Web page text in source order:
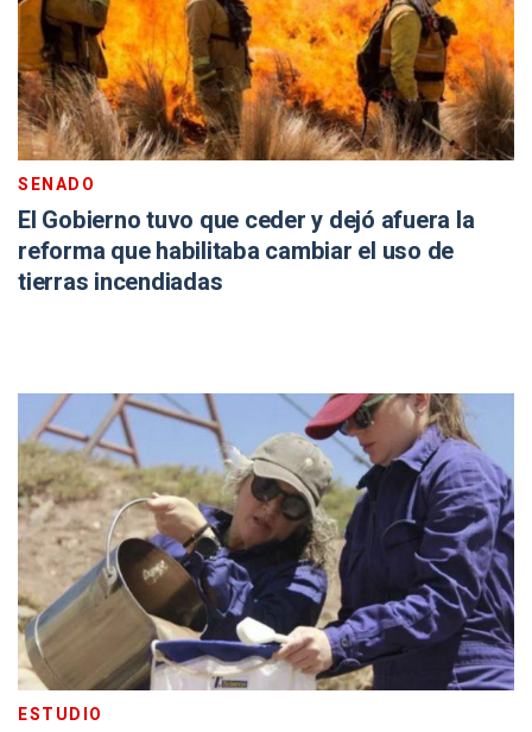
SENADO
El Gobierno tuvo que ceder y dejó afuera la
reforma que habilitaba cambiar el uso de
tierras incendiadas
ESTUDIO